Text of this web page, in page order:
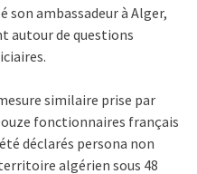
son ambassadeur à Alger,
autour de questions
similaire prise par
fonctionnaires français
déclarés persona non
algérien sous 48